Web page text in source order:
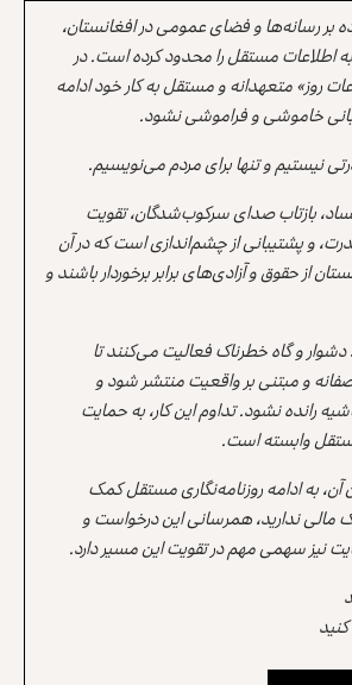
رسانه‌ها و فضای عمومی در افغانستان،
اطلاعات مستقل را محدود کرده است. در
روز» متعهدانه و مستقل به کار خود ادامه
خاموشی و فراموشی نشود.
نیستیم و تنها برای مردم می‌نویسیم.
بازتاب صدای سرکوب‌شدگان، تقویت
و پشتیبانی از چشم‌اندازی است که در آن
از حقوق و آزادی‌های برابر برخوردار باشند و
دشوار و گاه خطرناک فعالیت می‌کنند تا
و مبتنی بر واقعیت منتشر شود و
رانده نشود. تداوم این کار، به حمایت
وابسته است.
آن، به ادامه روزنامه‌نگاری مستقل کمک
مالی ندارید، همرسانی این درخواست و
نیز سهمی مهم در تقویت این مسیر دارد.